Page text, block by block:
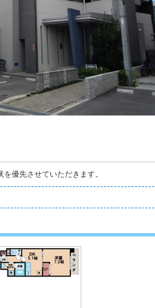
優先させていただきます。